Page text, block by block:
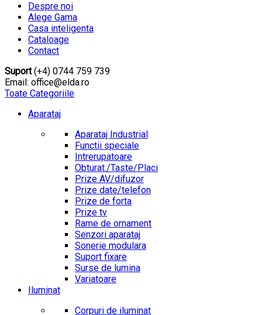
Despre noi
Alege Gama
Casa inteligenta
Cataloage
Contact
Suport(+4) 0744 759 739
Email: office@elda.ro
Toate Categoriile
Aparataj
Aparataj Industrial
Functii speciale
Intrerupatoare
Obturat./Taste/Placi
Prize AV/difuzor
Prize date/telefon
Prize de forta
Prize tv
Rame de ornament
Senzori aparataj
Sonerie modulara
Suport fixare
Surse de lumina
Variatoare
Iluminat
Corpuri de iluminat